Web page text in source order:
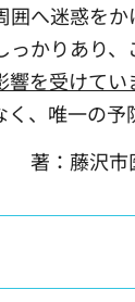
へ迷惑を
かりあり
を受けてい
、唯一の予
禁煙推